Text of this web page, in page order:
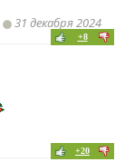
31 декабря 2024
+8
+20